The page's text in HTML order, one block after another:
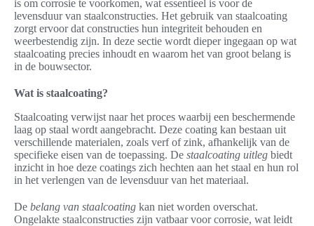
is om corrosie te voorkomen, wat essentieel is voor de
levensduur van staalconstructies. Het gebruik van staalcoating
zorgt ervoor dat constructies hun integriteit behouden en
weerbestendig zijn. In deze sectie wordt dieper ingegaan op wat
staalcoating precies inhoudt en waarom het van groot belang is
in de bouwsector.
Wat is staalcoating?
Staalcoating verwijst naar het proces waarbij een beschermende
laag op staal wordt aangebracht. Deze coating kan bestaan uit
verschillende materialen, zoals verf of zink, afhankelijk van de
specifieke eisen van de toepassing. De staalcoating uitleg biedt
inzicht in hoe deze coatings zich hechten aan het staal en hun rol
in het verlengen van de levensduur van het materiaal.
De belang van staalcoating kan niet worden overschat.
Ongelakte staalconstructies zijn vatbaar voor corrosie, wat leidt